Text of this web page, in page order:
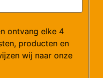
16:00 uur)
ontvang elke 4
producten en
wij naar onze